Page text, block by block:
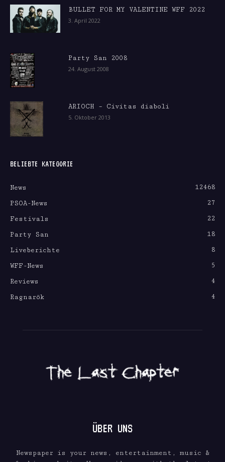
BULLET FOR MY VALENTINE WFF 2022
3. April 2022
Party San 2008
24. August 2008
ARIOCH – Civitas diaboli
5. Oktober 2013
BELIEBTE KATEGORIE
News
12468
PSOA-News
27
Festivals
22
Party San
18
Liveberichte
8
WFF-News
5
Reviews
4
Ragnarök
4
ÜBER UNS
Newspaper is your news, entertainment, music &